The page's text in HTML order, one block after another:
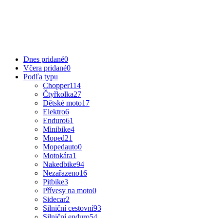
Dnes pridané0
Včera pridané0
Podľa typu
Chopper114
Čtyřkolka27
Dětské moto17
Elektro6
Enduro61
Minibike4
Moped21
Mopedauto0
Motokára1
Nakedbike94
Nezařazeno16
Pitbike3
Přívesy na moto0
Sidecar2
Silniční cestovní93